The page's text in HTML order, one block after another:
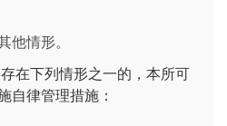
他情形。
在下列情形之一的，本所可
自律管理措施：